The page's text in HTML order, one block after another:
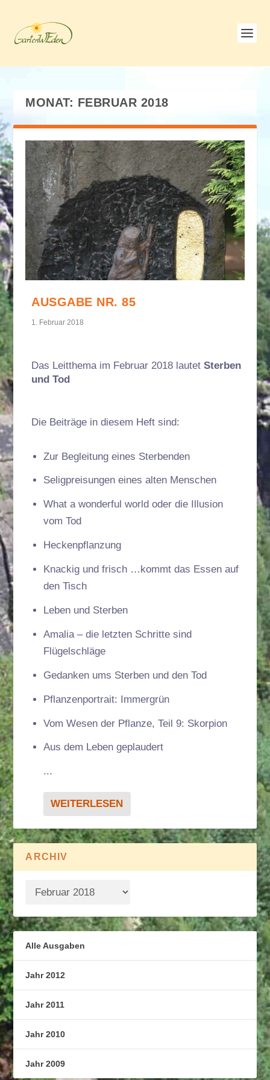
MONAT: FEBRUAR 2018
AUSGABE NR. 85
1. Februar 2018
Das Leitthema im Februar 2018 lautetSterben
und Tod
Die Beiträge in diesem Heft sind:
Zur Begleitung eines Sterbenden
Seligpreisungen eines alten Menschen
What a wonderful world oder die Illusion
vom Tod
Heckenpflanzung
Knackig und frisch …kommt das Essen auf
den Tisch
Leben und Sterben
Amalia – die letzten Schritte sind
Flügelschläge
Gedanken ums Sterben und den Tod
Pflanzenportrait: Immergrün
Vom Wesen der Pflanze, Teil 9: Skorpion
Aus dem Leben geplaudert
...
WEITERLESEN
ARCHIV
Alle Ausgaben
Jahr 2012
Jahr 2011
Jahr 2010
Jahr 2009